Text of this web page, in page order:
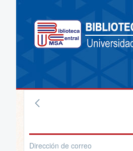
Dirección de correo